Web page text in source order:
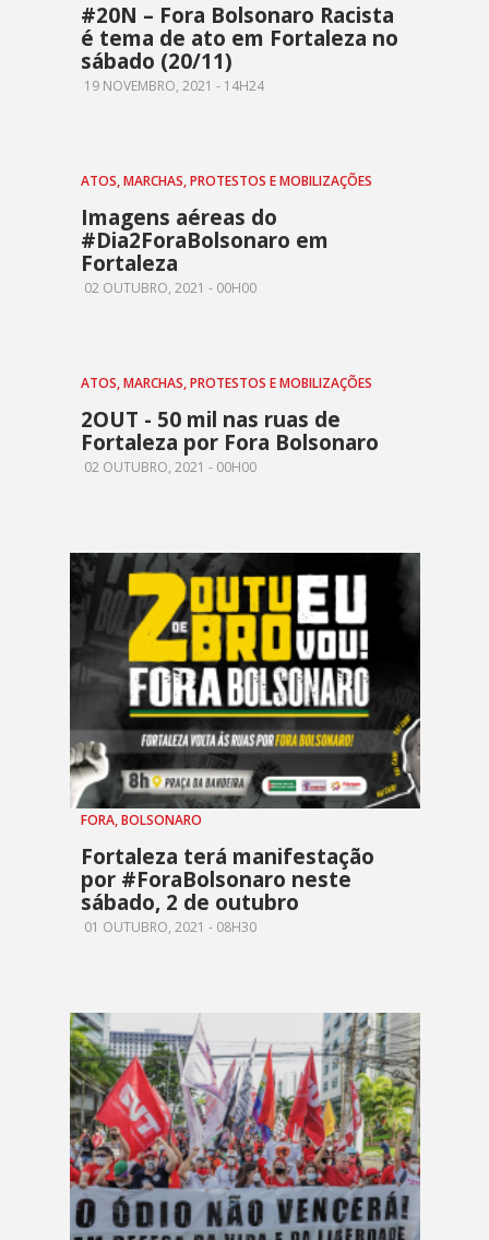
#20N – Fora Bolsonaro Racista
é tema de ato em Fortaleza no
sábado (20/11)
19 NOVEMBRO, 2021 - 14H24
ATOS, MARCHAS, PROTESTOS E MOBILIZAÇÕES
Imagens aéreas do
#Dia2ForaBolsonaro em
Fortaleza
02 OUTUBRO, 2021 - 00H00
ATOS, MARCHAS, PROTESTOS E MOBILIZAÇÕES
2OUT - 50 mil nas ruas de
Fortaleza por Fora Bolsonaro
02 OUTUBRO, 2021 - 00H00
FORA, BOLSONARO
Fortaleza terá manifestação
por #ForaBolsonaro neste
sábado, 2 de outubro
01 OUTUBRO, 2021 - 08H30